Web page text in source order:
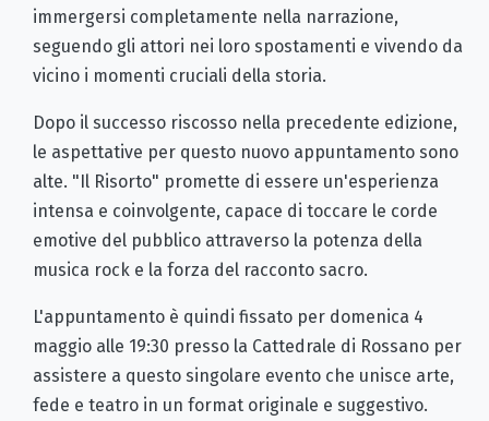
immergersi completamente nella narrazione,
seguendo gli attori nei loro spostamenti e vivendo da
vicino i momenti cruciali della storia.
Dopo il successo riscosso nella precedente edizione,
le aspettative per questo nuovo appuntamento sono
alte. "Il Risorto" promette di essere un'esperienza
intensa e coinvolgente, capace di toccare le corde
emotive del pubblico attraverso la potenza della
musica rock e la forza del racconto sacro.
L'appuntamento è quindi fissato per domenica 4
maggio alle 19:30 presso la Cattedrale di Rossano per
assistere a questo singolare evento che unisce arte,
fede e teatro in un format originale e suggestivo.